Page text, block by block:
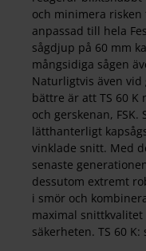
och minimera
anpassad till hela
sågdjup på 60 mm
mångsidiga sågen
Naturligtvis även
bättre är att TS 60 K
och gerskenan,
lätthanterligt
vinklade snitt. Med
senaste
dessutom extremt
i smör och
maximal
säkerheten. TS 60